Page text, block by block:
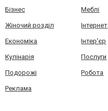
Бізнес Меблі
Жіночий розділ Інтернет
Економіка Інтер'єр
Кулінарія Послуги
Подорожі Робота
Реклама